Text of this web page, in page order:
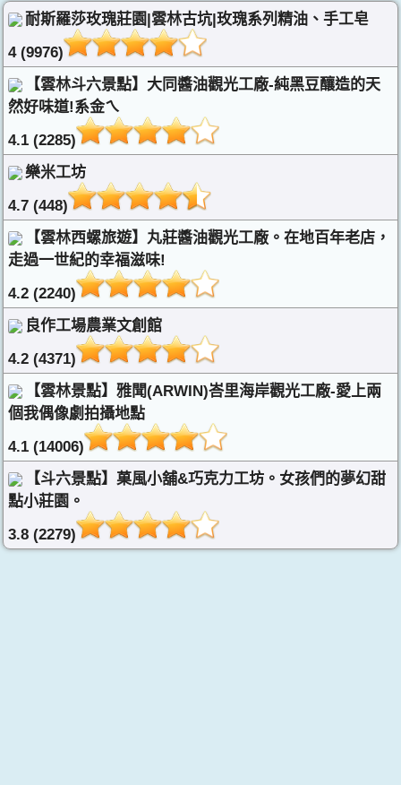
耐斯羅莎玫瑰莊園|雲林古坑|玫瑰系列精油、手工皂
4 (9976)
【雲林斗六景點】大同醬油觀光工廠-純黑豆釀造的天
然好味道!系金ㄟ
4.1 (2285)
樂米工坊
4.7 (448)
【雲林西螺旅遊】丸莊醬油觀光工廠。在地百年老店，
走過一世紀的幸福滋味!
4.2 (2240)
良作工場農業文創館
4.2 (4371)
【雲林景點】雅聞(ARWIN)峇里海岸觀光工廠-愛上兩
個我偶像劇拍攝地點
4.1 (14006)
【斗六景點】菓風小舖&巧克力工坊。女孩們的夢幻甜
點小莊園。
3.8 (2279)